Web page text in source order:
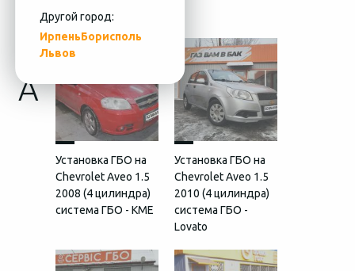
Другой город:
ИрпеньБорисполь
Львов
A
Установка ГБО на
Chevrolet Aveo 1.5
2008 (4 цилиндра)
система ГБО - KME
Установка ГБО на
Chevrolet Aveo 1.5
2010 (4 цилиндра)
система ГБО -
Lovato